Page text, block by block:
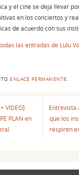
y el cine se deja llevar
en los conciertos y
de acuerdo con sus
las entradas de Lulu
ENLACE PERMANENTE
VIDEO]
PLAN en
Entrevista
que los
respiren